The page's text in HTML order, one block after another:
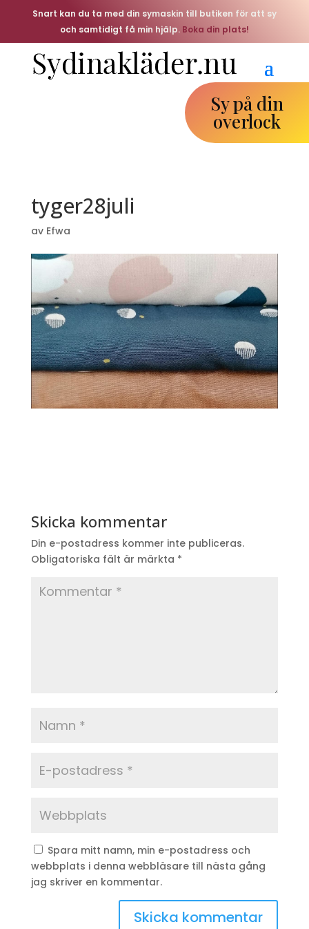
Snart kan du ta med din symaskin till butiken för att sy
och samtidigt få min hjälp. Boka din plats!
Sy på din
overlock
tyger28juli
av Efwa
Skicka kommentar
Din e-postadress kommer inte publiceras.
Obligatoriska fält är märkta *
Spara mitt namn, min e-postadress och
webbplats i denna webbläsare till nästa gång
jag skriver en kommentar.